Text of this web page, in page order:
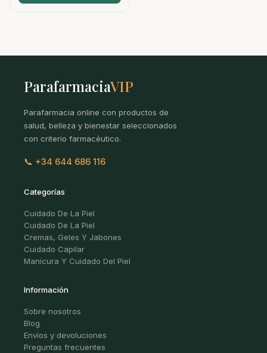
ParafarmaciaVIP
Parafarmacia online con productos de
salud, belleza y bienestar seleccionados
con criterio farmacéutico.
📞 +34 644 686 116
Categorías
Cuidado De La Piel
Cuidado De La Piel
Cremas, Geles Y Jabones
Cuidado Capilar
Manicura Y Cuidado Del Piel
Información
Sobre nosotros
Blog
Envíos y devoluciones
Preguntas frecuentes